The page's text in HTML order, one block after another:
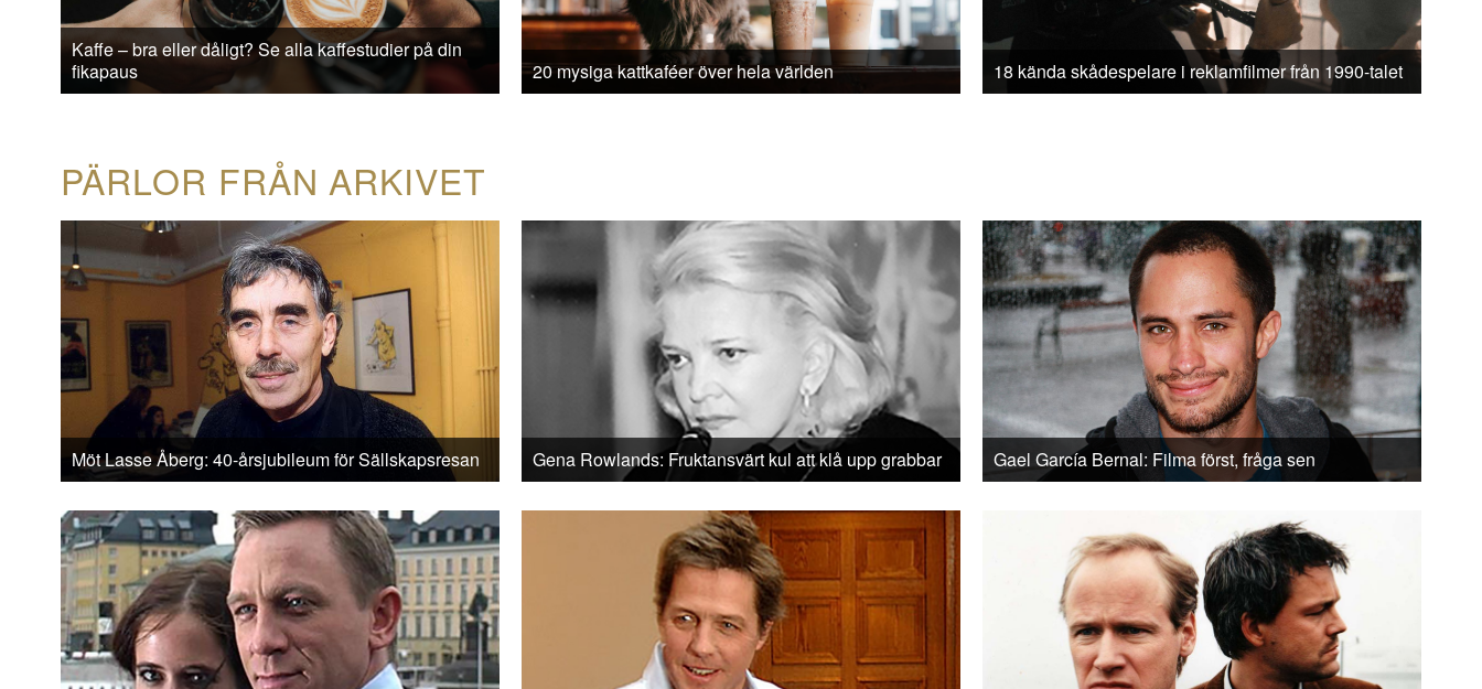
Kaffe – bra eller dåligt? Se alla kaffestudier på din
fikapaus
20 mysiga kattkaféer över hela världen 18 kända skådespelare i reklamfilmer från 1990-talet
PÄRLOR FRÅN ARKIVET
Möt Lasse Åberg: 40-årsjubileum för Sällskapsresan Gena Rowlands: Fruktansvärt kul att klå upp grabbar Gael García Bernal: Filma först, fråga sen